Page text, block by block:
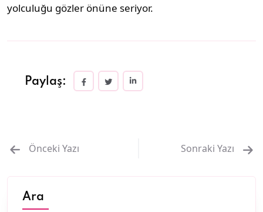
yolculuğu gözler önüne seriyor.
Paylaş:
Önceki Yazı Sonraki Yazı
Ara